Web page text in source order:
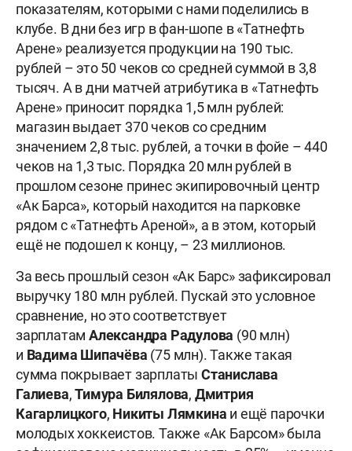
показателям, которыми с нами поделились в
клубе. В дни без игр в фан-шопе в «Татнефть
Арене» реализуется продукции на 190 тыс.
рублей – это 50 чеков со средней суммой в 3,8
тысяч. А в дни матчей атрибутика в «Татнефть
Арене» приносит порядка 1,5 млн рублей:
магазин выдает 370 чеков со средним
значением 2,8 тыс. рублей, а точки в фойе – 440
чеков на 1,3 тыс. Порядка 20 млн рублей в
прошлом сезоне принес экипировочный центр
«Ак Барса», который находится на парковке
рядом с «Татнефть Ареной», а в этом, который
ещё не подошел к концу, – 23 миллионов.
За весь прошлый сезон «Ак Барс» зафиксировал
выручку 180 млн рублей. Пускай это условное
сравнение, но это соответствует
зарплатам Александра Радулова (90 млн)
и Вадима Шипачёва (75 млн). Также такая
сумма покрывает зарплатыСтанислава
Галиева,Тимура Билялова, Дмитрия
Кагарлицкого, Никиты Лямкина и ещё парочки
молодых хоккеистов. Также «Ак Барсом» была